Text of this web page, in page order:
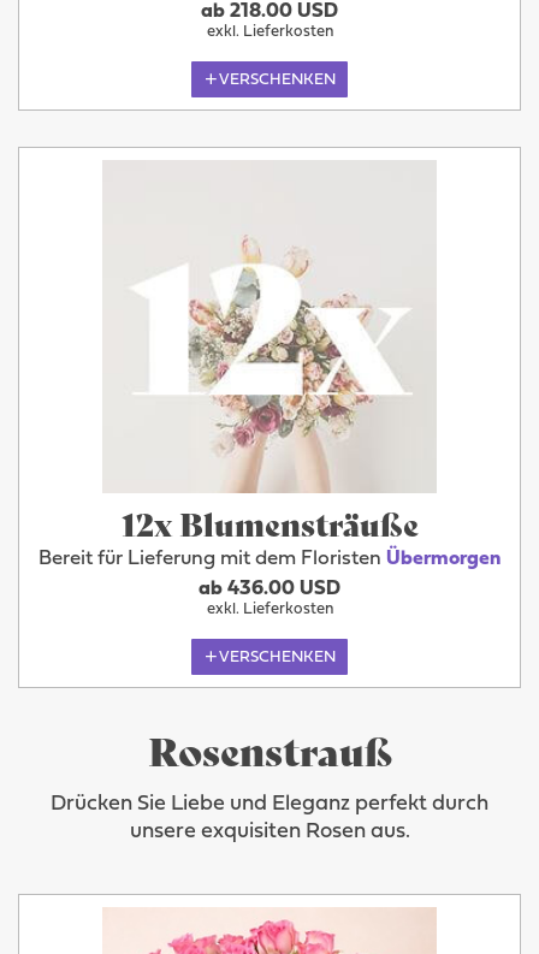
ab 218.00 USD
exkl. Lieferkosten
VERSCHENKEN
12x Blumensträuße
Bereit für Lieferung mit dem Floristen Übermorgen
ab 436.00 USD
exkl. Lieferkosten
VERSCHENKEN
Rosenstrauß
Drücken Sie Liebe und Eleganz perfekt durch
unsere exquisiten Rosen aus.